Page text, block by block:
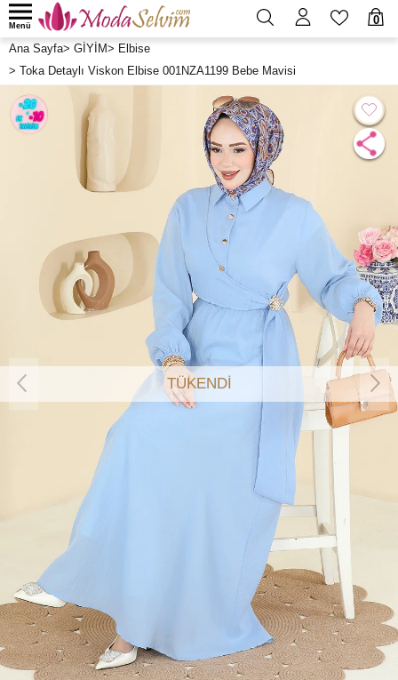
0
Menü
Ana Sayfa> GİYİM> Elbise
> Toka Detaylı Viskon Elbise 001NZA1199 Bebe Mavisi
TÜKENDİ